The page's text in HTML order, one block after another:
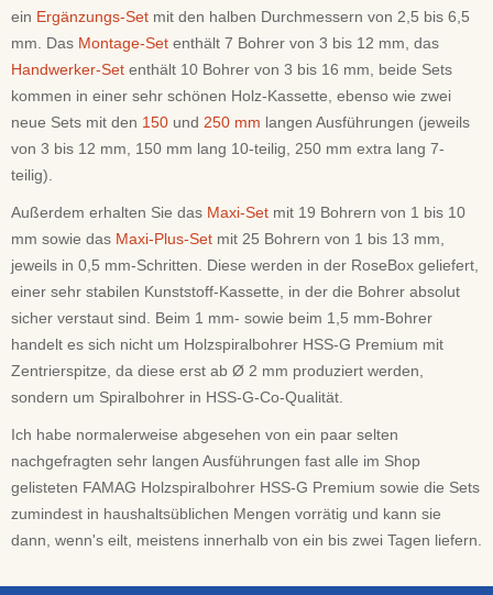
ein Ergänzungs-Set mit den halben Durchmessern von 2,5 bis 6,5
mm. Das Montage-Set enthält 7 Bohrer von 3 bis 12 mm, das
Handwerker-Set enthält 10 Bohrer von 3 bis 16 mm, beide Sets
kommen in einer sehr schönen Holz-Kassette, ebenso wie zwei
neue Sets mit den 150 und 250 mm langen Ausführungen (jeweils
von 3 bis 12 mm, 150 mm lang 10-teilig, 250 mm extra lang 7-
teilig).
Außerdem erhalten Sie das Maxi-Set mit 19 Bohrern von 1 bis 10
mm sowie das Maxi-Plus-Set mit 25 Bohrern von 1 bis 13 mm,
jeweils in 0,5 mm-Schritten. Diese werden in der RoseBox geliefert,
einer sehr stabilen Kunststoff-Kassette, in der die Bohrer absolut
sicher verstaut sind. Beim 1 mm- sowie beim 1,5 mm-Bohrer
handelt es sich nicht um Holzspiralbohrer HSS-G Premium mit
Zentrierspitze, da diese erst ab Ø 2 mm produziert werden,
sondern um Spiralbohrer in HSS-G-Co-Qualität.
Ich habe normalerweise abgesehen von ein paar selten
nachgefragten sehr langen Ausführungen fast alle im Shop
gelisteten FAMAG Holzspiralbohrer HSS-G Premium sowie die Sets
zumindest in haushaltsüblichen Mengen vorrätig und kann sie
dann, wenn's eilt, meistens innerhalb von ein bis zwei Tagen liefern.